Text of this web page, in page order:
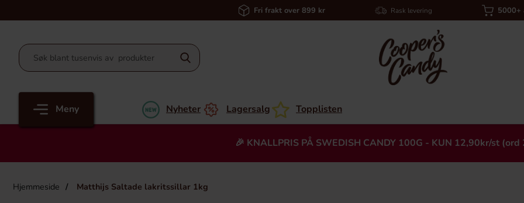
Fri frakt over 899 kr Rask levering 5000+
Meny Nyheter Lagersalg Topplisten
🎉 KNALLPRIS PÅ SWEDISH CANDY 100G - KUN 12,90kr/st (ord
Hjemmeside Matthijs Saltade lakritssillar 1kg